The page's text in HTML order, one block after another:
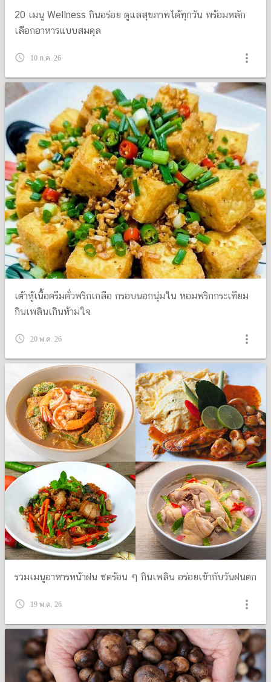
20 เมนู Wellness กินอร่อย ดูแลสุขภาพได้ทุกวัน พร้อมหลัก
เลือกอาหารแบบสมดุล
query_builder 10 ก.ค. 26 more_vert
เต้าหู้เนื้อครีมคั่วพริกเกลือ กรอบนอกนุ่มใน หอมพริกกระเทียม
กินเพลินเกินห้ามใจ
query_builder 20 พ.ค. 26 more_vert
รวมเมนูอาหารหน้าฝน ซดร้อน ๆ กินเพลิน อร่อยเข้ากับวันฝนตก
query_builder 19 พ.ค. 26 more_vert